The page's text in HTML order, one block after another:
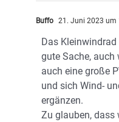
Buffo 21. Juni 2023 um
Das
gute Sache, auch
auch eine große
und sich Wind-
ergänzen.
Zu glauben, dass